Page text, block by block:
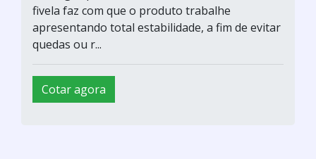
fivela faz com que o produto trabalhe
apresentando total estabilidade, a fim de evitar
quedas ou r...
Cotar agora